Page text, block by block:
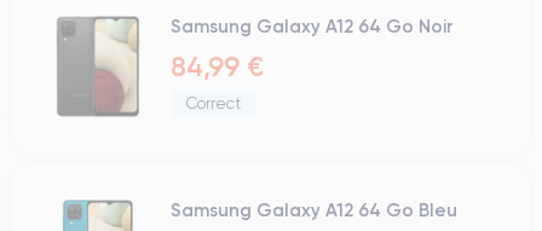
Samsung Galaxy A12 64 Go Noir
84,99 €
Correct
Samsung Galaxy A12 64 Go Bleu